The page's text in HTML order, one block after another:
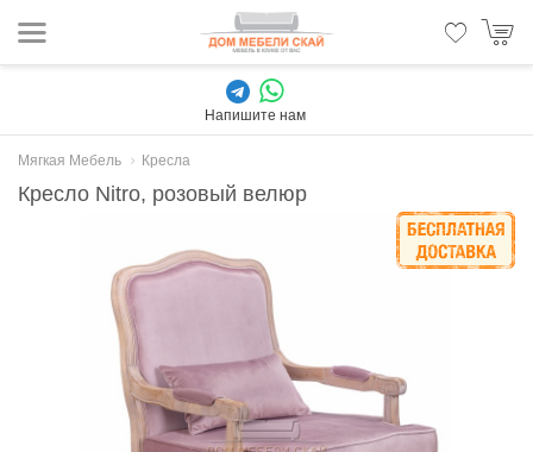
Напишите нам
Мягкая Мебель Кресла
Кресло Nitro, розовый велюр